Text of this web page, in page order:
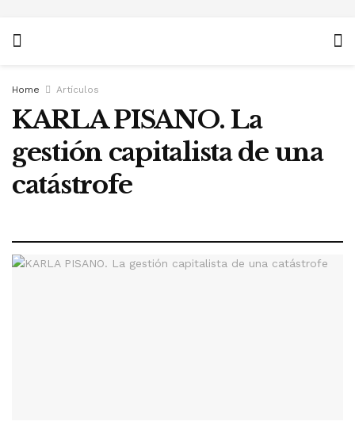
Home Artículos
KARLA PISANO. La
gestión capitalista de una
catástrofe